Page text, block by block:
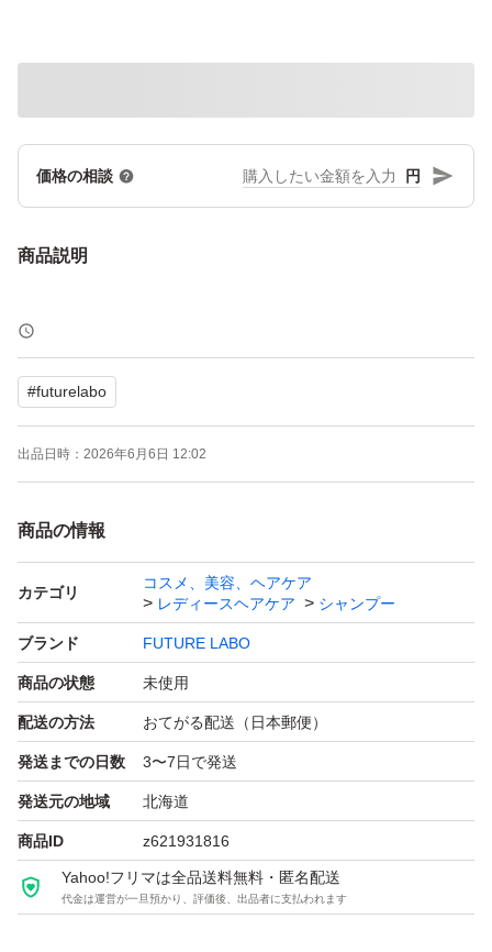
価格の相談 円
商品説明
#futurelabo
出品日時： 2026年6月6日 12:02
商品の情報
カテゴリ
コスメ、美容、ヘアケア
レディースヘアケア
シャンプー
ブランド FUTURE LABO
商品の状態 未使用
配送の方法 おてがる配送（日本郵便）
発送までの日数 3〜7日で発送
発送元の地域 北海道
商品ID z621931816
Yahoo!フリマは全品送料無料・匿名配送
代金は運営が一旦預かり、評価後、出品者に支払われます